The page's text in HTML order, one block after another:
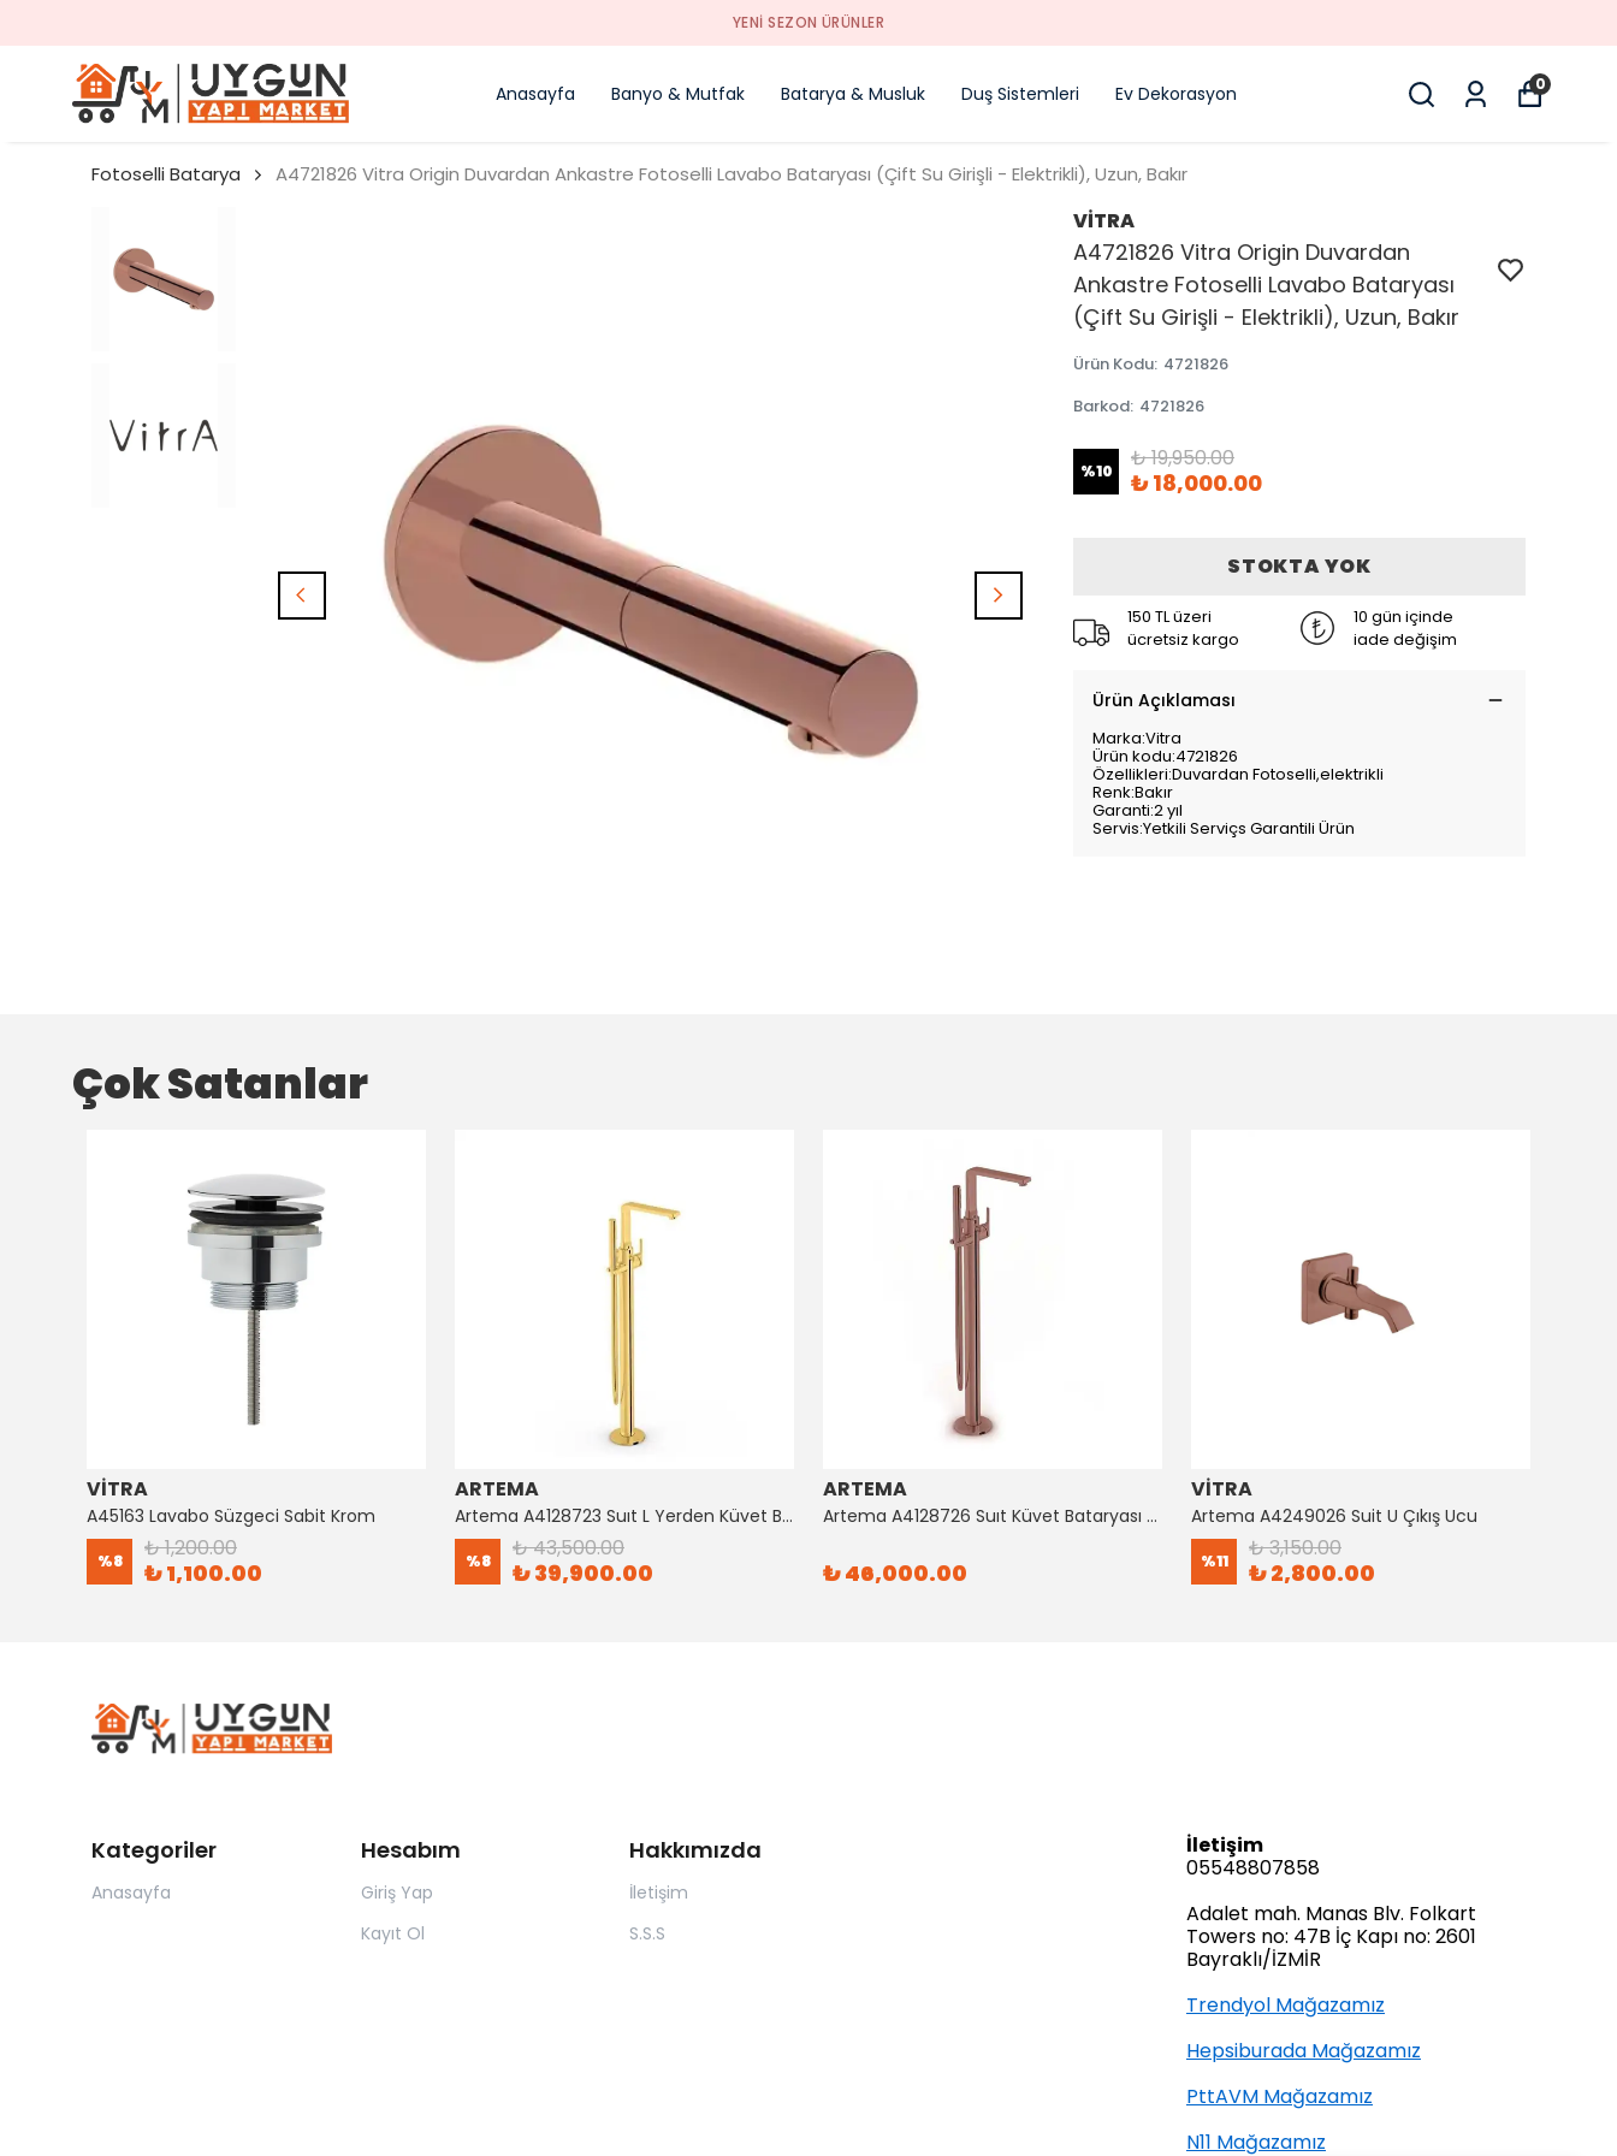
YENI SEZON ÜRÜNLER
Anasayfa Banyo & Mutfak Batarya & Musluk Duş Sistemleri Ev Dekorasyon 0
Fotoselli Batarya A4721826 Vitra Origin Duvardan Ankastre Fotoselli Lavabo Bataryası (Çift Su Girişli - Elektrikli), Uzun, Bakır
VİTRA
A4721826 Vitra Origin Duvardan
Ankastre Fotoselli Lavabo Bataryası
(Çift Su Girişli - Elektrikli), Uzun, Bakır
Ürün Kodu: 4721826
Barkod: 4721826
%10 ₺ 19,950.00
₺ 18,000.00
STOKTA YOK
150 TL üzeri
ücretsiz kargo
10 gün içinde
iade değişim
Ürün Açıklaması
Marka:Vitra
Ürün kodu:4721826
Özellikleri:Duvardan Fotoselli,elektrikli
Renk:Bakır
Garanti:2 yıl
Servis:Yetkili Serviçs Garantili Ürün
Çok Satanlar
VİTRA
A45163 Lavabo Süzgeci Sabit Krom
%8 ₺ 1,200.00
₺ 1,100.00
ARTEMA
Artema A4128723 Suıt L Yerden Küvet Bataryası Altın
%8 ₺ 43,500.00
₺ 39,900.00
ARTEMA
Artema A4128726 Suıt Küvet Bataryası Bakır
₺ 46,000.00
VİTRA
Artema A4249026 Suit U Çıkış Ucu
%11 ₺ 3,150.00
₺ 2,800.00
Kategoriler
Anasayfa
Hesabım
Giriş Yap
Kayıt Ol
Hakkımızda
İletişim
S.S.S
İletişim
05548807858
Adalet mah. Manas Blv. Folkart
Towers no: 47B İç Kapı no: 2601
Bayraklı/İZMİR
Trendyol Mağazamız
Hepsiburada Mağazamız
PttAVM Mağazamız
N11 Mağazamız